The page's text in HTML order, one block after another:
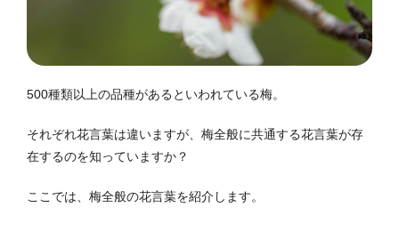
500種類以上の品種があるといわれている梅。
それぞれ花言葉は違いますが、梅全般に共通する花言葉が存
在するのを知っていますか？
ここでは、梅全般の花言葉を紹介します。